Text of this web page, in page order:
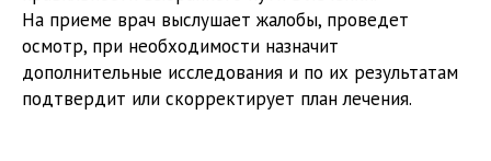
На приеме врач выслушает жалобы, проведет
осмотр, при необходимости назначит
дополнительные исследования и по их результатам
подтвердит или скорректирует план лечения.